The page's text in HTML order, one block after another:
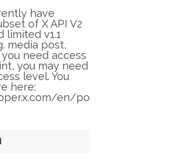
have
of X API V2
limited v1.1
media post,
need access
you may need
level. You
here:
en/po